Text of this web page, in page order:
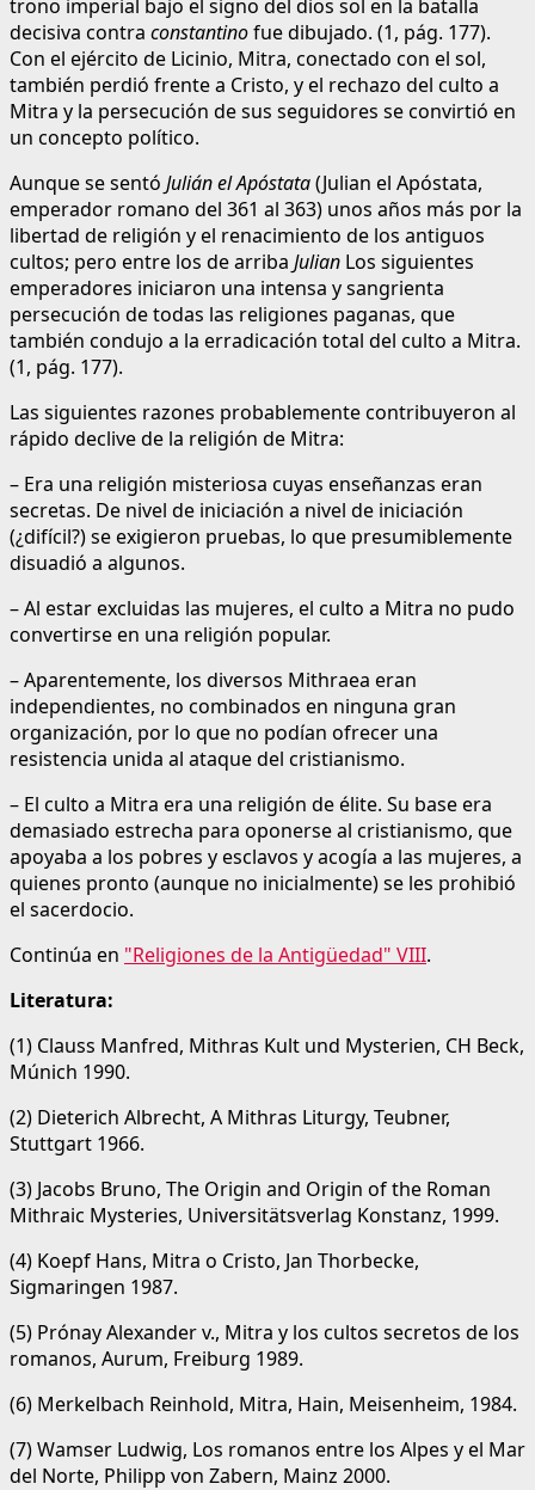
trono imperial bajo el signo del dios sol en la batalla
decisiva contra constantinofue dibujado. (1, pág. 177).
Con el ejército de Licinio, Mitra, conectado con el sol,
también perdió frente a Cristo, y el rechazo del culto a
Mitra y la persecución de sus seguidores se convirtió en
un concepto político.
Aunque se sentó Julián el Apóstata(Julian el Apóstata,
emperador romano del 361 al 363) unos años más por la
libertad de religión y el renacimiento de los antiguos
cultos; pero entre los de arriba Julian Los siguientes
emperadores iniciaron una intensa y sangrienta
persecución de todas las religiones paganas, que
también condujo a la erradicación total del culto a Mitra.
(1, pág. 177).
Las siguientes razones probablemente contribuyeron al
rápido declive de la religión de Mitra:
– Era una religión misteriosa cuyas enseñanzas eran
secretas. De nivel de iniciación a nivel de iniciación
(¿difícil?) se exigieron pruebas, lo que presumiblemente
disuadió a algunos.
– Al estar excluidas las mujeres, el culto a Mitra no pudo
convertirse en una religión popular.
– Aparentemente, los diversos Mithraea eran
independientes, no combinados en ninguna gran
organización, por lo que no podían ofrecer una
resistencia unida al ataque del cristianismo.
– El culto a Mitra era una religión de élite. Su base era
demasiado estrecha para oponerse al cristianismo, que
apoyaba a los pobres y esclavos y acogía a las mujeres, a
quienes pronto (aunque no inicialmente) se les prohibió
el sacerdocio.
Continúa en "Religiones de la Antigüedad" VIII.
Literatura:
(1) Clauss Manfred, Mithras Kult und Mysterien, CH Beck,
Múnich 1990.
(2) Dieterich Albrecht, A Mithras Liturgy, Teubner,
Stuttgart 1966.
(3) Jacobs Bruno, The Origin and Origin of the Roman
Mithraic Mysteries, Universitätsverlag Konstanz, 1999.
(4) Koepf Hans, Mitra o Cristo, Jan Thorbecke,
Sigmaringen 1987.
(5) Prónay Alexander v., Mitra y los cultos secretos de los
romanos, Aurum, Freiburg 1989.
(6) Merkelbach Reinhold, Mitra, Hain, Meisenheim, 1984.
(7) Wamser Ludwig, Los romanos entre los Alpes y el Mar
del Norte, Philipp von Zabern, Mainz 2000.